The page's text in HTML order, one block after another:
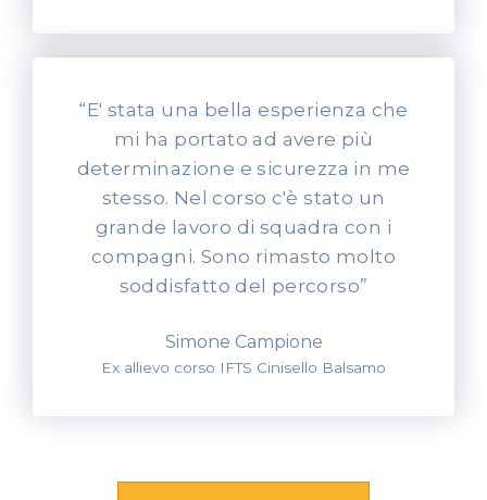
“E' stata una bella esperienza che
mi ha portato ad avere più
determinazione e sicurezza in me
stesso. Nel corso c'è stato un
grande lavoro di squadra con i
compagni. Sono rimasto molto
soddisfatto del percorso”
Simone Campione
Ex allievo corso IFTS Cinisello Balsamo